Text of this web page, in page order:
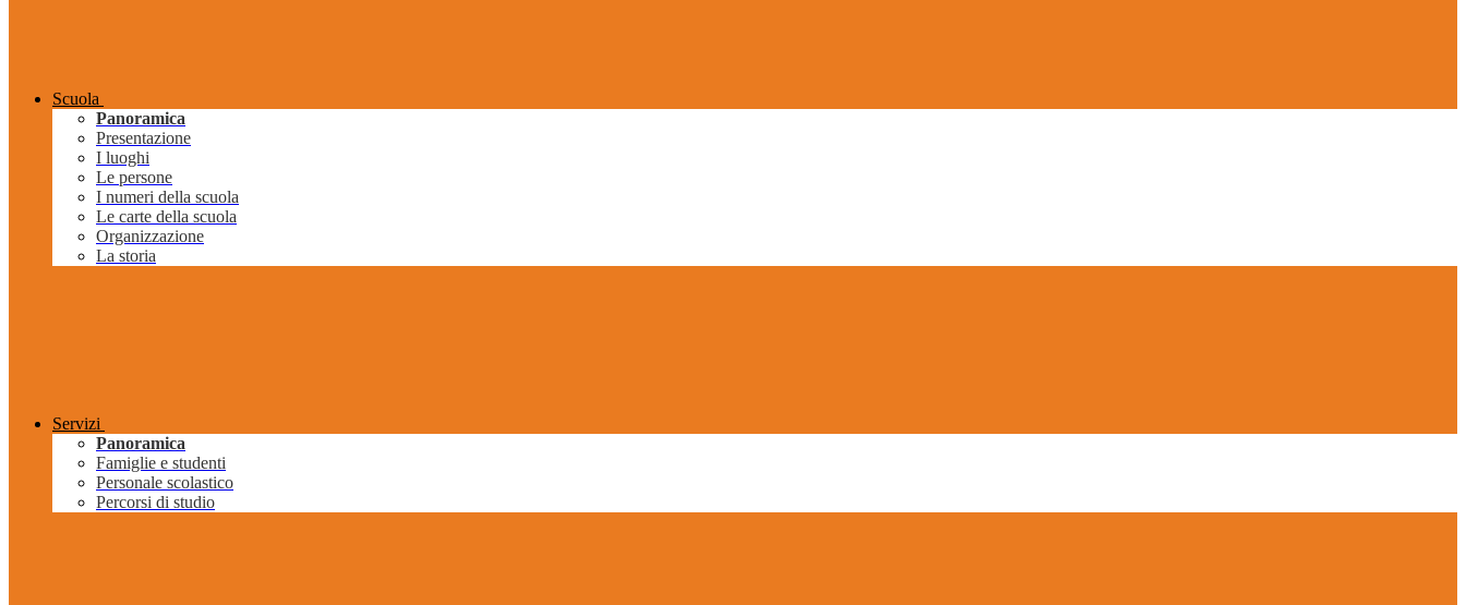
Scuola
Panoramica
Presentazione
I luoghi
Le persone
I numeri della scuola
Le carte della scuola
Organizzazione
La storia
Servizi
Panoramica
Famiglie e studenti
Personale scolastico
Percorsi di studio